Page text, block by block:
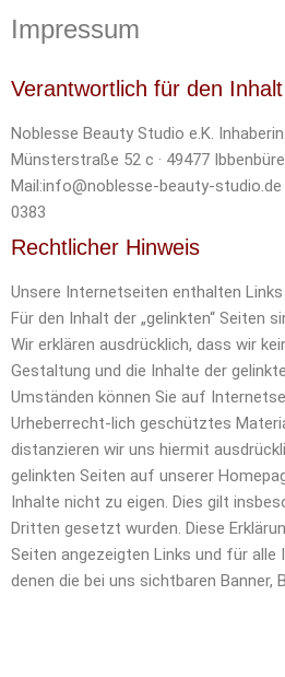
Impressum
Verantwortlich für den Inhalt
Noblesse Beauty Studio e.K.
Münsterstraße 52 c · 49477
Mail:info@noblesse-beauty-
0383
Rechtlicher Hinweis
Unsere Internetseiten enthalten
Für den Inhalt der „gelinkten“ Seiten
Wir erklären ausdrücklich, dass wir
Gestaltung und die Inhalte der
Umständen können Sie auf
Urheberrecht-lich geschütztes
distanzieren wir uns hiermit
gelinkten Seiten auf unserer
Inhalte nicht zu eigen. Dies gilt
Dritten gesetzt wurden. Diese
Seiten angezeigten Links und für alle
denen die bei uns sichtbaren Banner,